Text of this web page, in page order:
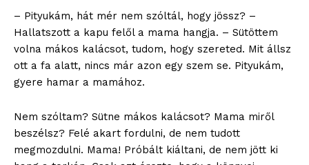
blogSZOLNOK
– Pityukám, hát mér nem szóltál, hogy jössz? –
Hallatszott a kapu felől a mama hangja. – Sütöttem
volna mákos kalácsot, tudom, hogy szereted. Mit állsz
ott a fa alatt, nincs már azon egy szem se. Pityukám,
gyere hamar a mamához.
Nem szóltam? Sütne mákos kalácsot? Mama miről
beszélsz? Felé akart fordulni, de nem tudott
megmozdulni. Mama! Próbált kiáltani, de nem jött ki